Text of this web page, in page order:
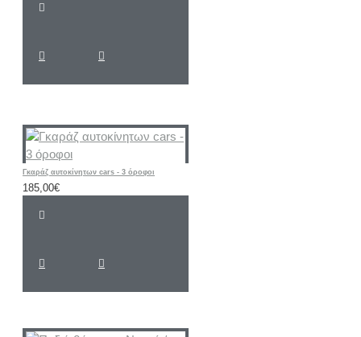
Γκαράζ αυτοκίνητων cars - 3 όροφοι
185,00€